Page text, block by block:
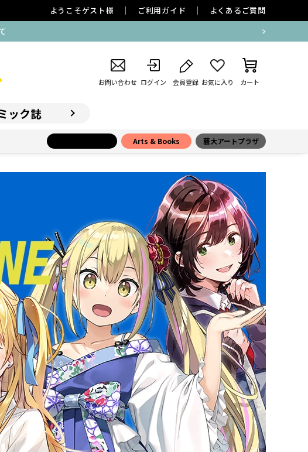
ようこそゲスト様 ご利用ガイド よくあるご質問
お問い合わせ ログイン 会員登録 お気に入り カート
ック誌
Arts & Books 藝大アートプラザ